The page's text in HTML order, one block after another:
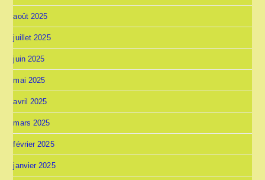
août 2025
juillet 2025
juin 2025
mai 2025
avril 2025
mars 2025
février 2025
janvier 2025